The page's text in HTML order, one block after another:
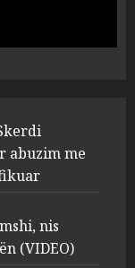
për
publike dhe
nis
për Koço
maskuar
abuzim me
nis
(VIDEO)